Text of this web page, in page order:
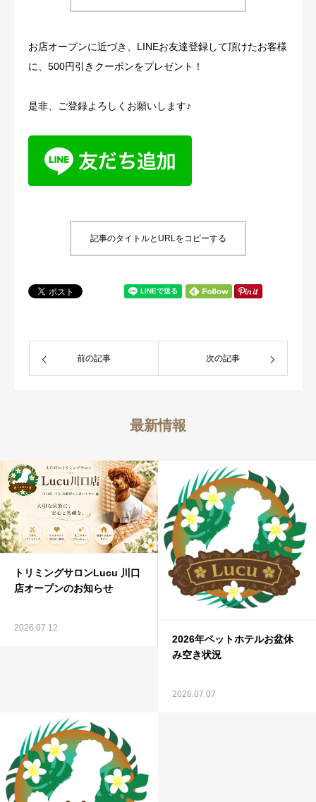
お店オープンに近づき、LINEお友達登録して頂けたお客様
に、500円引きクーポンをプレゼント！
是非、ご登録よろしくお願いします♪
記事のタイトルとURLをコピーする
前の記事 次の記事
最新情報
トリミングサロンLucu 川口
店オープンのお知らせ
2026.07.12
2026年ペットホテルお盆休
み空き状況
2026.07.07